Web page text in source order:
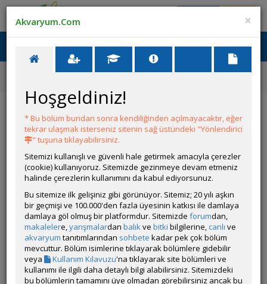
Ana Menü
Diğer Tatlı Su Canlıları Tanıtımı
Fundulopanchax Gardneri
YANIT YAZ Git
Cyber_Scout
Çevrimiçi
Özel Üye
Gönderim Zamanı:28 Ağustos 2025 16:34
×
Akvaryum.Com
Hoşgeldiniz!
* Bu bölüm bundan sonra kendiliğinden açılmayacaktır, eğer
tekrar ulaşmak isterseniz sitenin sağ üstündeki "Yönlendirici
" tuşuna tıklayabilirsiniz.
Sitemizi kullanışlı ve güvenli hale getirmek amacıyla çerezler
(cookie) kullanıyoruz. Sitemizde gezinmeye devam etmeniz
halinde çerezlerin kullanımını da kabul ediyorsunuz.
Bu sitemize ilk gelişiniz gibi görünüyor. Sitemiz; 20 yılı aşkın
bir geçmişi ve 100.000'den fazla üyesinin katkısı ile damlaya
damlaya göl olmuş bir platformdur. Sitemizde forumdan,
makalelere,yarışmalardan balıkve bitki bilgilerine, canlı ve
akvaryum tanıtımlarından sohbete kadar pek çok bölüm
mevcuttur. Bölüm isimlerine tıklayarak bölümlere gidebilir
veya
Kullanım Kılavuzu'na tıklayarak site bölümleri ve
kullanımı ile ilgili daha detaylı bilgi alabilirsiniz. Sitemizdeki
bu bölümlerin tamamını üye olmadan görebilirsiniz ancak bu